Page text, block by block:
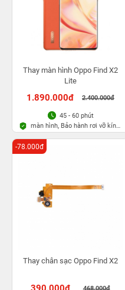
Thay màn hình Oppo Find X2
Lite
1.890.000đ 2.400.000đ
45 - 60 phút
màn hình, Bảo hành rơi vỡ kính
1 lần trong 3 tháng
Thay chân sạc Oppo Find X2
-78.000đ